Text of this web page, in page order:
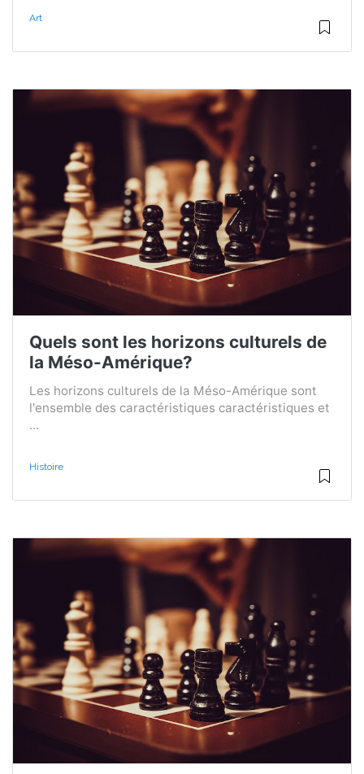
Art
Quels sont les horizons culturels de
la Méso-Amérique?
Les horizons culturels de la Méso-Amérique sont
l'ensemble des caractéristiques caractéristiques et
...
Histoire